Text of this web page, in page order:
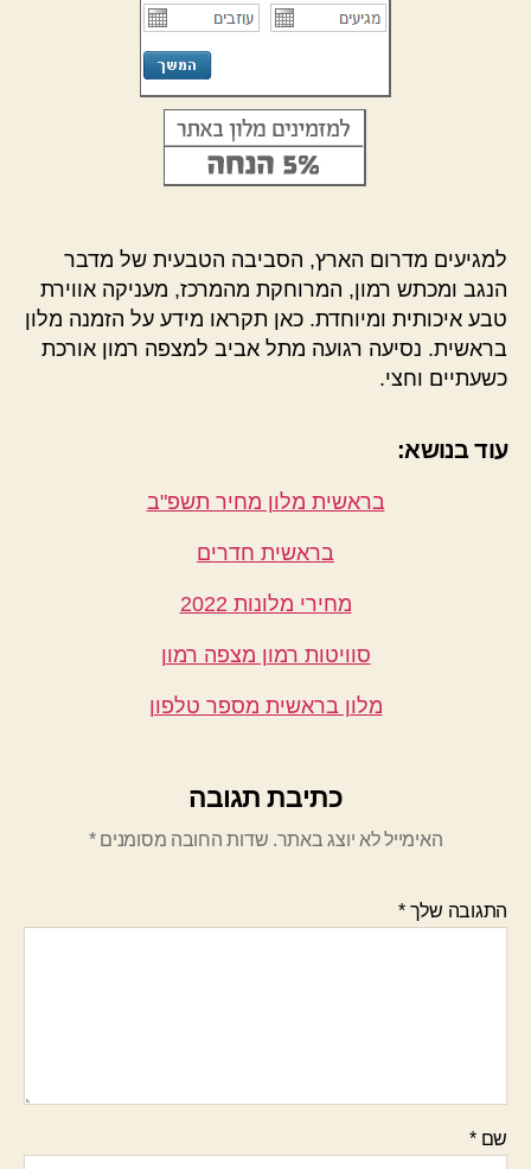
למגיעים מדרום הארץ, הסביבה הטבעית של מדבר
הנגב ומכתש רמון, המרוחקת מהמרכז, מעניקה אווירת
טבע איכותית ומיוחדת. כאן תקראו מידע על הזמנה מלון
בראשית. נסיעה רגועה מתל אביב למצפה רמון אורכת
כשעתיים וחצי.
עוד בנושא:
בראשית מלון מחיר תשפ"ב
בראשית חדרים
מחירי מלונות 2022
סוויטות רמון מצפה רמון
מלון בראשית מספר טלפון
כתיבת תגובה
האימייל לא יוצג באתר. שדות החובה מסומנים*
התגובה שלך*
שם*